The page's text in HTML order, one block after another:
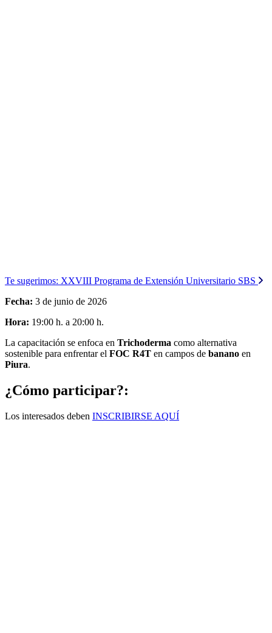
Te sugerimos: XXVIII Programa de Extensión Universitario SBS
Fecha: 3 de junio de 2026
Hora: 19:00 h. a 20:00 h.
La capacitación se enfoca en Trichoderma como alternativa
sostenible para enfrentar el FOC R4T en campos de banano en
Piura.
¿Cómo participar?:
Los interesados deben INSCRIBIRSE AQUÍ